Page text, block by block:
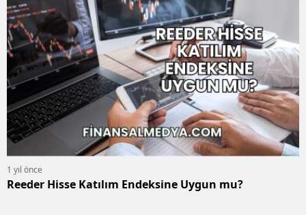
1 yıl önce
Reeder Hisse Katılım Endeksine Uygun mu?